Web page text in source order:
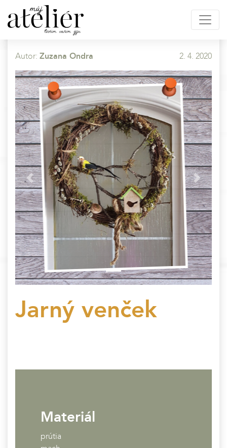
Autor: Zuzana Ondra 2. 4. 2020
Previous Next
Jarný venček
Materiál
prútia